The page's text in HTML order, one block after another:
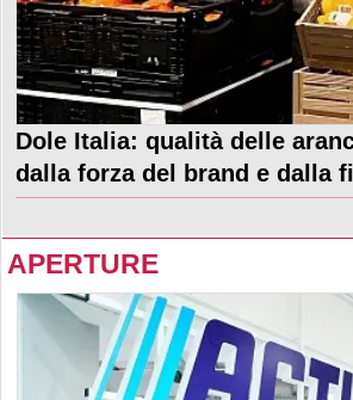
Dole Italia: qualità delle
dalla forza del brand e dalla
APERTURE